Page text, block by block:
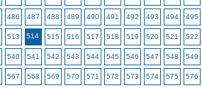
486 487 488 489 490 491 492 493 494 495
513 514 515 516 517 518 519 520 521 522
540 541 542 543 544 545 546 547 548 549
567 568 569 570 571 572 573 574 575 576